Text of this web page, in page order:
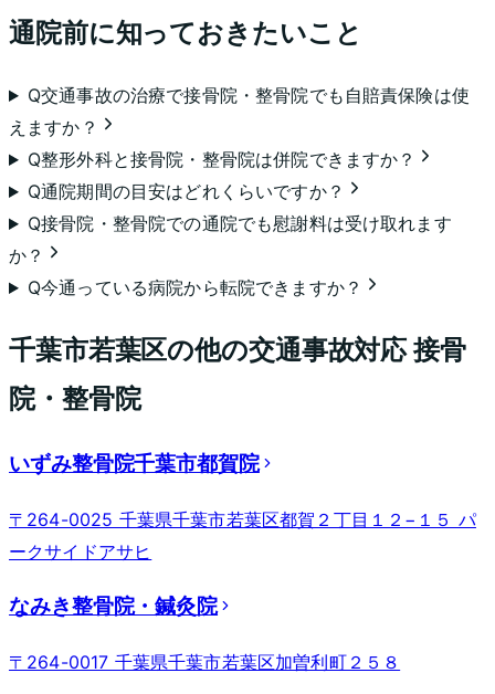
通院前に知っておきたいこと
Q交通事故の治療で接骨院・整骨院でも自賠責保険は使
えますか？
Q整形外科と接骨院・整骨院は併院できますか？
Q通院期間の目安はどれくらいですか？
Q接骨院・整骨院での通院でも慰謝料は受け取れます
か？
Q今通っている病院から転院できますか？
千葉市若葉区の他の交通事故対応 接骨
院・整骨院
いずみ整骨院千葉市都賀院
〒264-0025 千葉県千葉市若葉区都賀２丁目１２−１５ パ
ークサイドアサヒ
なみき整骨院・鍼灸院
〒264-0017 千葉県千葉市若葉区加曽利町２５８